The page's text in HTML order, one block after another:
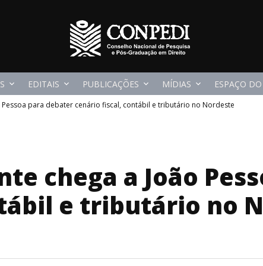
EDITAIS PUBLICAÇÕES MÍDIAS ESPAÇO
Pessoa para debater cenário fiscal, contábil e tributário no Nordeste
chega a João
e tributário no